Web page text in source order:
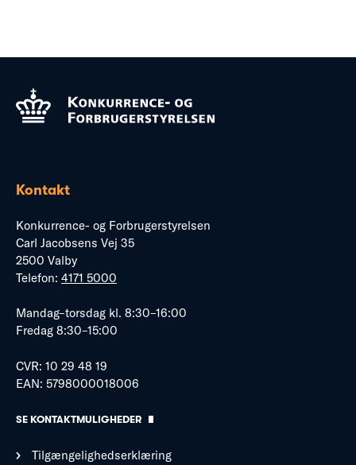
Kontakt
Konkurrence- og Forbrugerstyrelsen
Carl Jacobsens Vej 35
2500 Valby
Telefon: 4171 5000
Mandag–torsdag kl. 8:30–16:00
Fredag 8:30–15:00
CVR: 10 29 48 19
EAN: 5798000018006
SE KONTAKTMULIGHEDER
Tilgængelighedserklæring